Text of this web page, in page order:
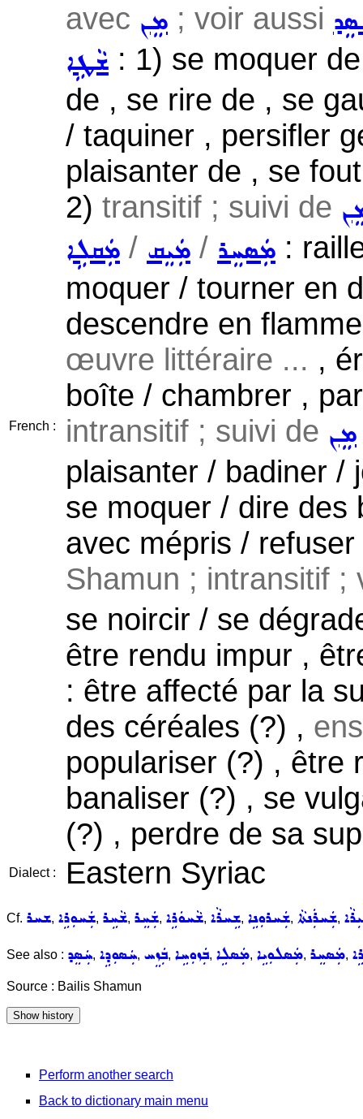
French :
avec ܡܸܢ ; voir aussi
ܫܵܛܹܐ : 1) se moquer
de , se rire de , se
/ taquiner , persifler
plaisanter de , se
2) transitif ; suivi de
ܡܲܩܠܹܐ / ܡܲܝܸܩ / ܡܲܣܚܸܪ :
moquer / tourner en
descendre en
œuvre littéraire ... ,
boîte / chambrer ,
intransitif ; suivi de ܡܸܢ
plaisanter / badiner /
se moquer / dire des
avec mépris /
Shamun ; intransitif
se noircir / se
être rendu impur ,
: être affecté par la
des céréales (?) ,
populariser (?) , être
banaliser (?) , se
(?) , perdre de sa
Dialect : Eastern Syriac
Cf. ܫܚܪ, ܫܲܚܘܼܪܹܐ, ܫܵܚܹܪ, ܫܲܚܸܪ, ܫܵܚܘܿܪܹܐ, ܫܹܚܪܵܐ, ܫܲܚܪܘܼܢܹܐ, ܫܲܚܪܲܢܬܵܐ,
See also : ܚܲܣܸܕ, ܚܲܣܘܼܕܹܐ, ܒܲܙܸܚ, ܒܲܙܘܼܚܹܐ, ܡܲܣܠܹܐ, ܡܲܣܠܘܼܝܹܐ, ܡܲܣܚܸܪ,
Source : Bailis Shamun
Perform another search
Back to dictionary main menu